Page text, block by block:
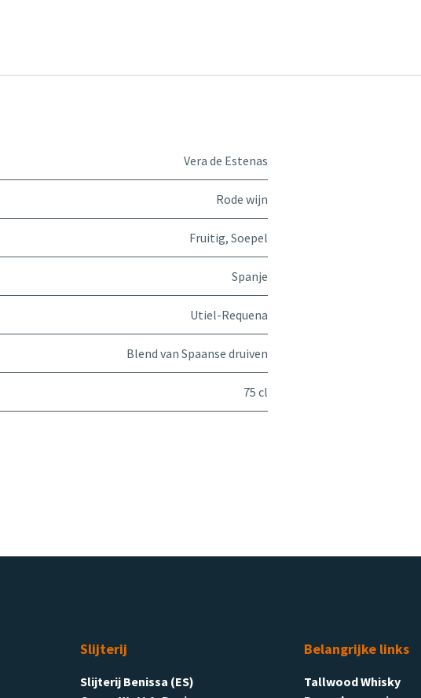
Vera de Estenas
Rode wijn
Fruitig, Soepel
Spanje
Utiel-Requena
Blend van Spaanse druiven
75 cl
Slijterij
Slijterij Benissa (ES)
Belangrijke links
Tallwood Whisky